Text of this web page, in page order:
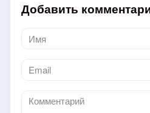
Добавить
Имя
*
Email
*
Комментарий